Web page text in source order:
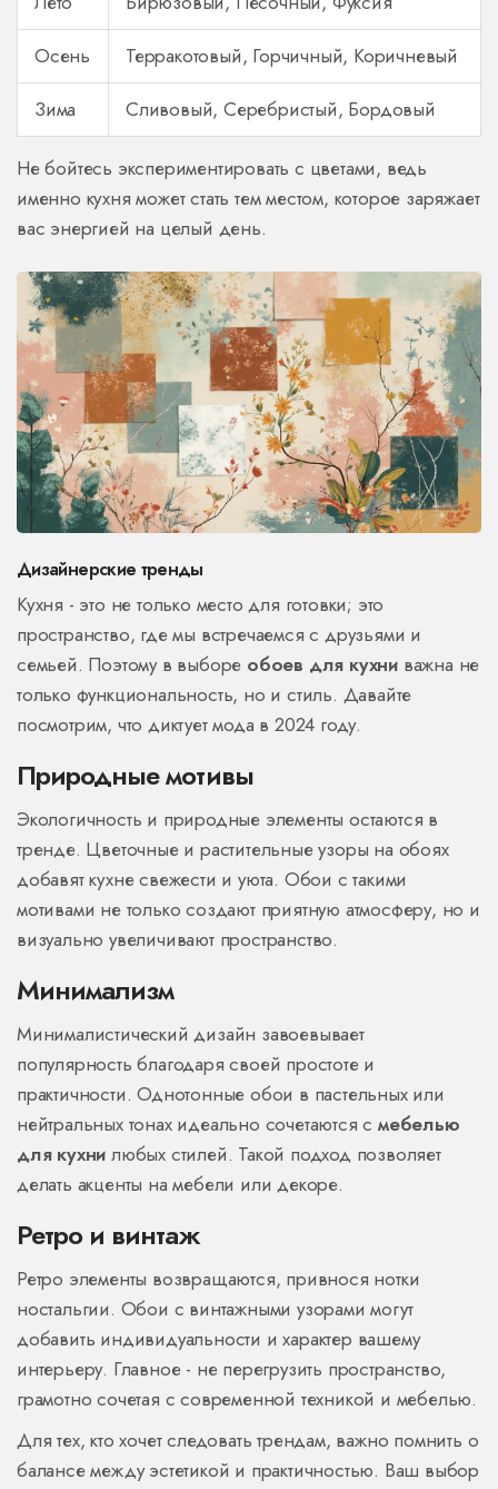
Осень
Терракотовый, Горчичный, Коричневый
Зима
Сливовый, Серебристый, Бордовый
Не бойтесь экспериментировать с цветами, ведь
именно кухня может стать тем местом, которое заряжает
вас энергией на целый день.
Дизайнерские тренды
Кухня - это не только место для готовки; это
пространство, где мы встречаемся с друзьями и
семьей. Поэтому в выборе обоев для кухни важна не
только функциональность, но и стиль. Давайте
посмотрим, что диктует мода в 2024 году.
Природные мотивы
Экологичность и природные элементы остаются в
тренде. Цветочные и растительные узоры на обоях
добавят кухне свежести и уюта. Обои с такими
мотивами не только создают приятную атмосферу, но и
визуально увеличивают пространство.
Минимализм
Минималистический дизайн завоевывает
популярность благодаря своей простоте и
практичности. Однотонные обои в пастельных или
нейтральных тонах идеально сочетаются с мебелью
для кухни любых стилей. Такой подход позволяет
делать акценты на мебели или декоре.
Ретро и винтаж
Ретро элементы возвращаются, привнося нотки
ностальгии. Обои с винтажными узорами могут
добавить индивидуальности и характер вашему
интерьеру. Главное - не перегрузить пространство,
грамотно сочетая с современной техникой и мебелью.
Для тех, кто хочет следовать трендам, важно помнить о
балансе между эстетикой и практичностью. Ваш выбор